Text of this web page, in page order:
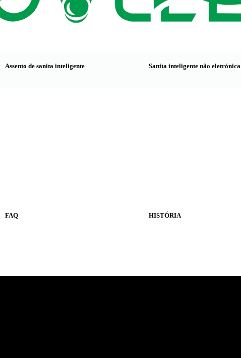
Assento de sanita inteligente Sanita inteligente não eletrónica
FAQ HISTÓRIA